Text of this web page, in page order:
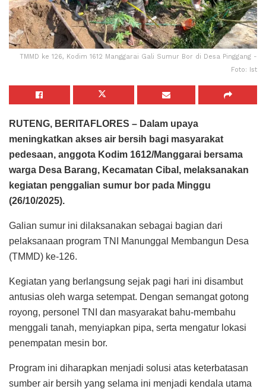
TMMD ke 126, Kodim 1612 Manggarai Gali Sumur Bor di Desa Pinggang -
Foto: Ist
RUTENG, BERITAFLORES – Dalam upaya
meningkatkan akses air bersih bagi masyarakat
pedesaan, anggota Kodim 1612/Manggarai bersama
warga Desa Barang, Kecamatan Cibal, melaksanakan
kegiatan penggalian sumur bor pada Minggu
(26/10/2025).
Galian sumur ini dilaksanakan sebagai bagian dari
pelaksanaan program TNI Manunggal Membangun Desa
(TMMD) ke-126.
Kegiatan yang berlangsung sejak pagi hari ini disambut
antusias oleh warga setempat. Dengan semangat gotong
royong, personel TNI dan masyarakat bahu-membahu
menggali tanah, menyiapkan pipa, serta mengatur lokasi
penempatan mesin bor.
Program ini diharapkan menjadi solusi atas keterbatasan
sumber air bersih yang selama ini menjadi kendala utama